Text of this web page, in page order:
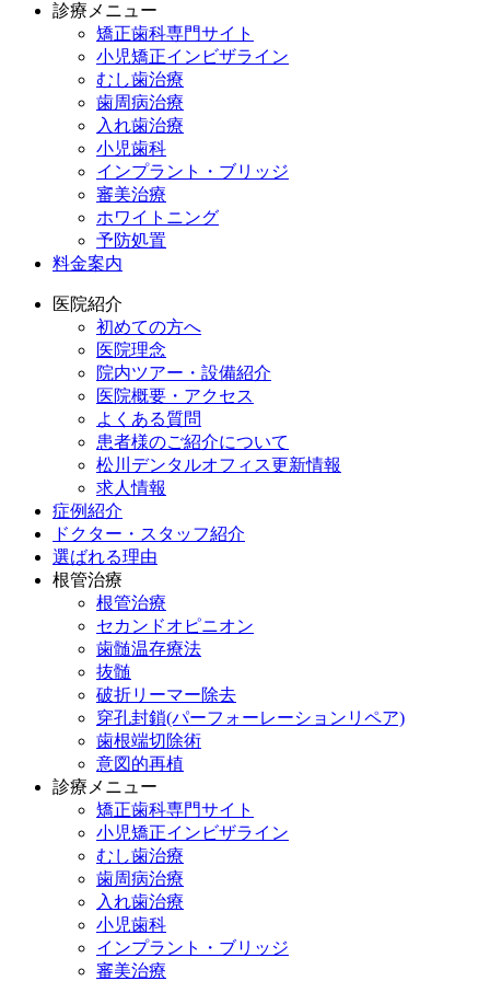
診療メニュー
矯正歯科専門サイト
小児矯正インビザライン
むし歯治療
歯周病治療
入れ歯治療
小児歯科
インプラント・ブリッジ
審美治療
ホワイトニング
予防処置
料金案内
医院紹介
初めての方へ
医院理念
院内ツアー・設備紹介
医院概要・アクセス
よくある質問
患者様のご紹介について
松川デンタルオフィス更新情報
求人情報
症例紹介
ドクター・スタッフ紹介
選ばれる理由
根管治療
根管治療
セカンドオピニオン
歯髄温存療法
抜髄
破折リーマー除去
穿孔封鎖(パーフォーレーションリペア)
歯根端切除術
意図的再植
診療メニュー
矯正歯科専門サイト
小児矯正インビザライン
むし歯治療
歯周病治療
入れ歯治療
小児歯科
インプラント・ブリッジ
審美治療